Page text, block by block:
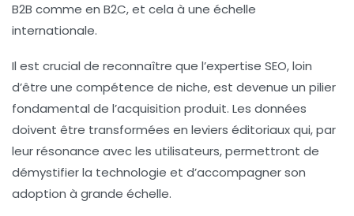
B2B comme en B2C, et cela à une échelle
internationale.
Il est crucial de reconnaître que l’expertise SEO, loin
d’être une compétence de niche, est devenue un pilier
fondamental de l’acquisition produit. Les données
doivent être transformées en leviers éditoriaux qui, par
leur résonance avec les utilisateurs, permettront de
démystifier la technologie et d’accompagner son
adoption à grande échelle.